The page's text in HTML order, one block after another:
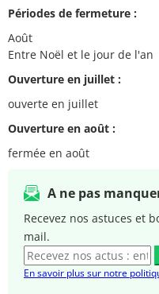
Périodes de fermeture :
Août
Entre Noël et le jour de l'an
Ouverture en juillet :
ouverte en juillet
Ouverture en août :
fermée en août
A ne pas
Recevez nos astuces et
mail.
En savoir plus sur notre